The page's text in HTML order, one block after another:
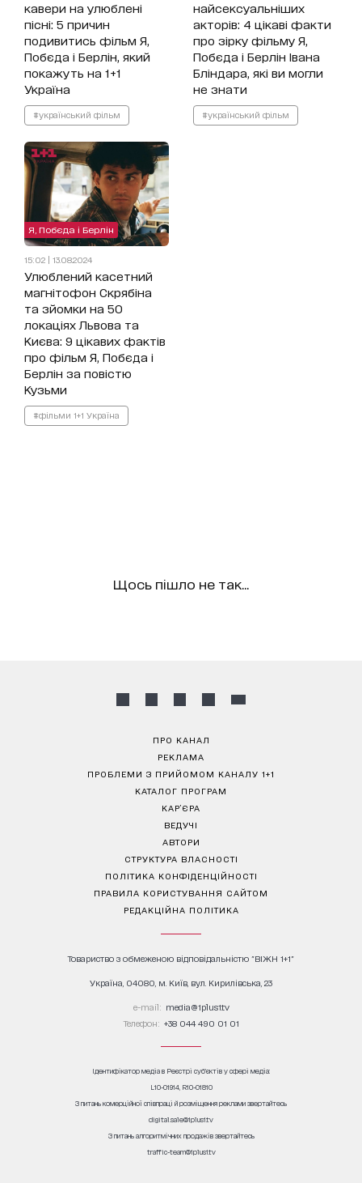
кавери на улюблені
пісні: 5 причин
подивитись фільм Я,
Побєда і Берлін, який
покажуть на 1+1
Україна
#український фільм
найсексуальніших
акторів: 4 цікаві факти
про зірку фільму Я,
Побєда і Берлін Івана
Бліндара, які ви могли
не знати
#український фільм
Я, Побєда і Берлін
15:02 | 13.08.2024
Улюблений касетний
магнітофон Скрябіна
та зйомки на 50
локаціях Львова та
Києва: 9 цікавих фактів
про фільм Я, Побєда і
Берлін за повістю
Кузьми
#фільми 1+1 Україна
Щось пішло не так...
ПРО КАНАЛ
РЕКЛАМА
ПРОБЛЕМИ З ПРИЙОМОМ КАНАЛУ 1+1
КАТАЛОГ ПРОГРАМ
КАР’ЄРА
ВЕДУЧІ
АВТОРИ
СТРУКТУРА ВЛАСНОСТІ
ПОЛІТИКА КОНФІДЕНЦІЙНОСТІ
ПРАВИЛА КОРИСТУВАННЯ САЙТОМ
РЕДАКЦІЙНА ПОЛІТИКА
Товариство з обмеженою відповідальністю "ВІЖН 1+1"
Україна, 04080, м. Київ, вул. Кирилівська, 23
е-mail: media@1plus1.tv
Телефон: +38 044 490 01 01
Ідентифікатор медіа в Реєстрі суб’єктів у сфері медіа:
L10-01914, R10-01810
З питань комерційної співпраці й розміщення реклами звертайтесь
digital.sale@1plus1.tv
З питань алгоритмічних продажів звертайтесь
traffic-team@1plus1.tv